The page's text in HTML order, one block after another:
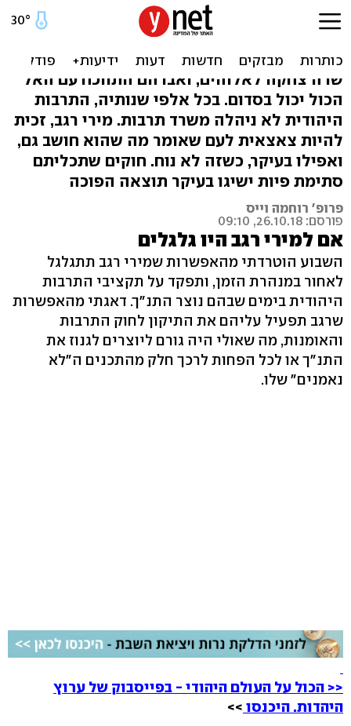
מירי רגב הייתה מצנזרת את
שרה צחקה לאלוהים, ואברהם התווכח עם האל
הכול יכול בסדום. בכל אלפי שנותיה, התרבות
היהודית לא ניהלה משרד תרבות. מירי רגב, זכית
להיות צאצאית לעם שאומר מה שהוא חושב גם,
ואפילו בעיקר, כשזה לא נוח. חוקים שתכליתם
סתימת פיות ישיגו בעיקר תוצאה הפוכה
פרופ' רוחמה וייס
פורסם: 26.10.18, 09:10
אם למירי רגב היו גלגלים
השבוע הוטרדתי מהאפשרות שמירי רגב תתגלגל
לאחור במנהרת הזמן, ותפקד על תקציבי התרבות
היהודית בימים שבהם נוצר התנ"ך. דאגתי מהאפשרות
שרגב תפעיל עליהם את התיקון לחוק התרבות
והאומנות, מה שאולי היה גורם ליוצרים לגנוז את
התנ"ך או לכל הפחות לרכך חלק מהתכנים ה"לא
נאמנים" שלו.
<< הכול על העולם היהודי - בפייסבוק של ערוץ
היהדות. היכנסו >>